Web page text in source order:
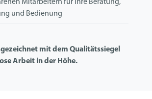
Mitarbeitern für Ihre Beratung,
und Bedienung
mit dem Qualitätssiegel
Arbeit in der Höhe.